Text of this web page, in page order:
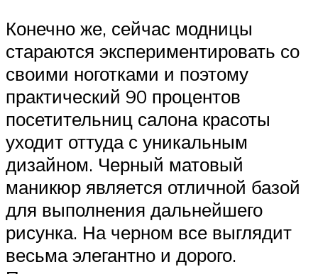
Конечно же, сейчас модницы
стараются экспериментировать со
своими ноготками и поэтому
практический 90 процентов
посетительниц салона красоты
уходит оттуда с уникальным
дизайном. Черный матовый
маникюр является отличной базой
для выполнения дальнейшего
рисунка. На черном все выглядит
весьма элегантно и дорого.